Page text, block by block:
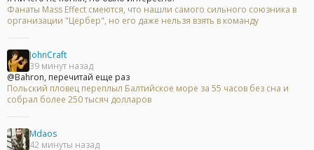
Фанаты Mass Effect смеются, что нашли самого сильного союзника в
организации "Цербер", но его даже нельзя взять в команду
JohnCraft
39 минут назад
@Bahron, перечитай еще раз
Польский пловец переплыл Балтийское море за 55 часов без сна и
собрал более 250 тысяч долларов
Mdaos
42 минуты назад